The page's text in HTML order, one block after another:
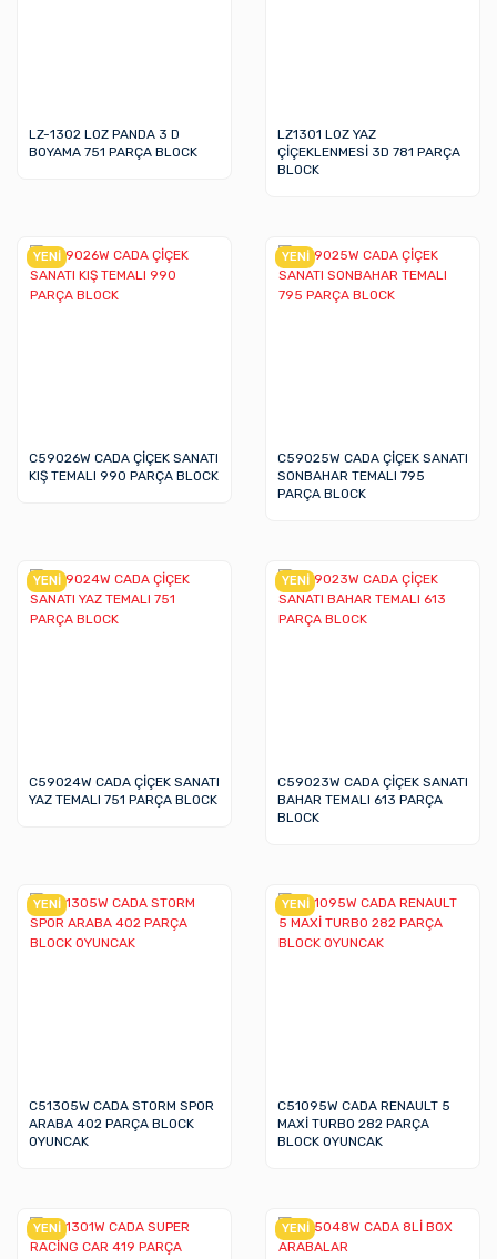
LZ-1302 LOZ PANDA 3 D
BOYAMA 751 PARÇA BLOCK
LZ1301 LOZ YAZ
ÇİÇEKLENMESİ 3D 781 PARÇA
BLOCK
YENİ
C59026W CADA ÇİÇEK SANATI
KIŞ TEMALI 990 PARÇA BLOCK
YENİ
C59025W CADA ÇİÇEK SANATI
SONBAHAR TEMALI 795
PARÇA BLOCK
YENİ
C59024W CADA ÇİÇEK SANATI
YAZ TEMALI 751 PARÇA BLOCK
YENİ
C59023W CADA ÇİÇEK SANATI
BAHAR TEMALI 613 PARÇA
BLOCK
YENİ
C51305W CADA STORM SPOR
ARABA 402 PARÇA BLOCK
OYUNCAK
YENİ
C51095W CADA RENAULT 5
MAXİ TURBO 282 PARÇA
BLOCK OYUNCAK
YENİ YENİ